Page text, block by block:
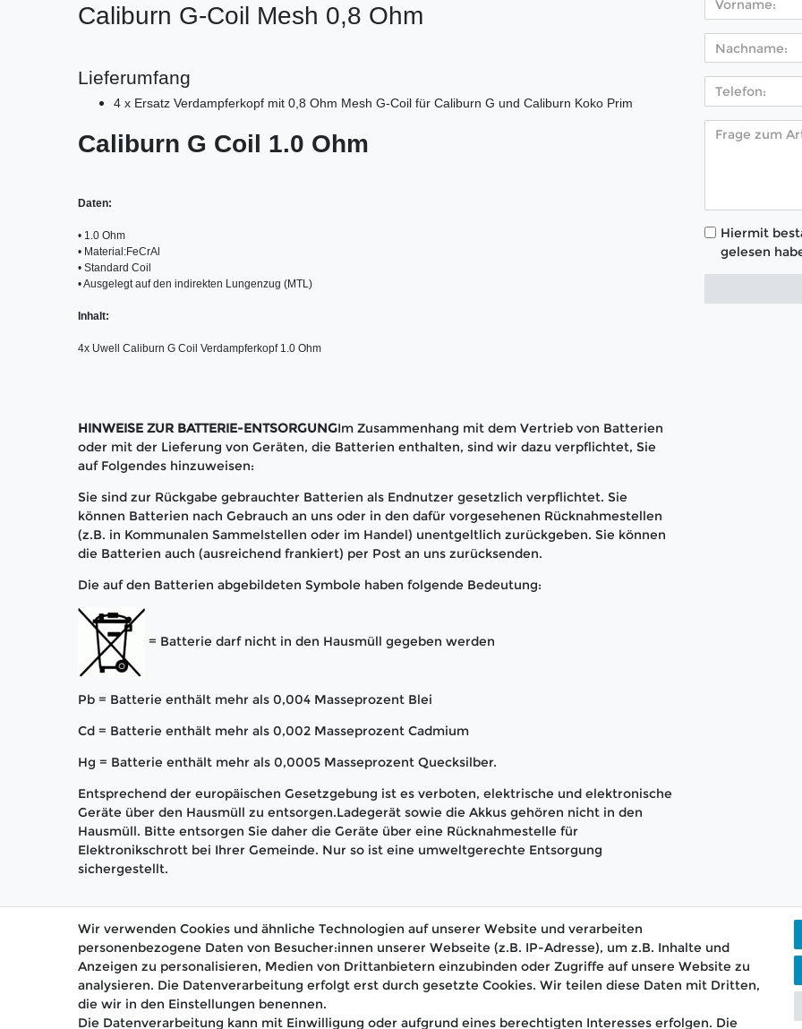
Caliburn G-Coil Mesh 0,8 Ohm
Lieferumfang
4 x Ersatz Verdampferkopf mit 0,8 Ohm Mesh G-Coil für Caliburn G und Caliburn Koko Prim
Caliburn G Coil 1.0 Ohm
Daten:
• 1.0 Ohm
• Material:FeCrAl
• Standard Coil
• Ausgelegt auf den indirekten Lungenzug (MTL)
Inhalt:
4x Uwell Caliburn G Coil Verdampferkopf 1.0 Ohm
HINWEISE ZUR BATTERIE-ENTSORGUNGIm Zusammenhang mit dem Vertrieb von Batterien
oder mit der Lieferung von Geräten, die Batterien enthalten, sind wir dazu verpflichtet, Sie
auf Folgendes hinzuweisen:
Sie sind zur Rückgabe gebrauchter Batterien als Endnutzer gesetzlich verpflichtet. Sie
können Batterien nach Gebrauch an uns oder in den dafür vorgesehenen Rücknahmestellen
(z.B. in Kommunalen Sammelstellen oder im Handel) unentgeltlich zurückgeben. Sie können
die Batterien auch (ausreichend frankiert) per Post an uns zurücksenden.
Die auf den Batterien abgebildeten Symbole haben folgende Bedeutung:
= Batterie darf nicht in den Hausmüll gegeben werden
Pb = Batterie enthält mehr als 0,004 Masseprozent Blei
Cd = Batterie enthält mehr als 0,002 Masseprozent Cadmium
Hg = Batterie enthält mehr als 0,0005 Masseprozent Quecksilber.
Entsprechend der europäischen Gesetzgebung ist es verboten, elektrische und elektronische
Geräte über den Hausmüll zu entsorgen.Ladegerät sowie die Akkus gehören nicht in den
Hausmüll. Bitte entsorgen Sie daher die Geräte über eine Rücknahmestelle für
Elektronikschrott bei Ihrer Gemeinde. Nur so ist eine umweltgerechte Entsorgung
sichergestellt.
Hiermit
gelesen
🚚 Schneller Versand📦 Kostenloser Versand ab 75 €📞 Kostenlose
Wir verwenden Cookies und ähnliche Technologien auf unserer Website und verarbeiten
personenbezogene Daten von Besucher:innen unserer Webseite (z.B. IP-Adresse), um z.B. Inhalte und
Anzeigen zu personalisieren, Medien von Drittanbietern einzubinden oder Zugriffe auf unsere Website zu
analysieren. Die Datenverarbeitung erfolgt erst durch gesetzte Cookies. Wir teilen diese Daten mit Dritten,
die wir in den Einstellungen benennen.
Die Datenverarbeitung kann mit Einwilligung oder aufgrund eines berechtigten Interesses erfolgen. Die